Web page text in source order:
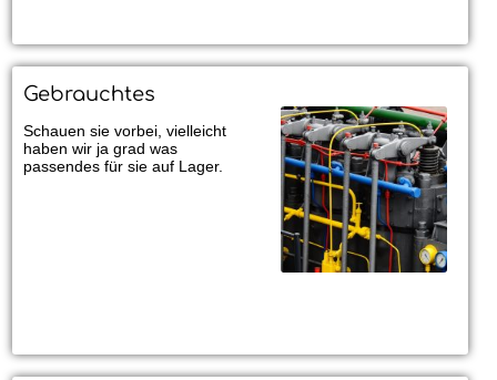
Gebrauchtes
Schauen sie vorbei, vielleicht
haben wir ja grad was
passendes für sie auf Lager.